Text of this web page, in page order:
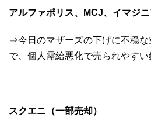
アルファポリス、MCJ、イマジ
⇒今日のマザーズの下げに不穏
で、個人需給悪化で売られやすい
スクエニ（一部売却）